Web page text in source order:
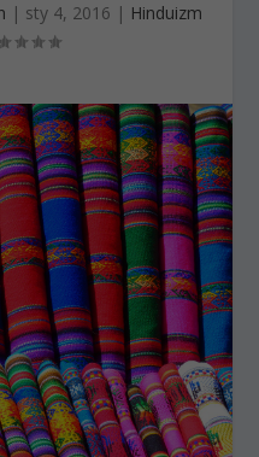
| sty 4, 2016 | Hinduizm